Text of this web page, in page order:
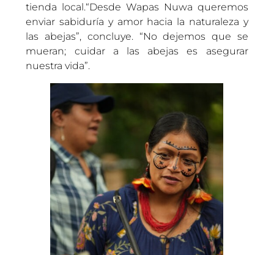
tienda local.“Desde Wapas Nuwa queremos
enviar sabiduría y amor hacia la naturaleza y
las abejas”, concluye. “No dejemos que se
mueran; cuidar a las abejas es asegurar
nuestra vida”.